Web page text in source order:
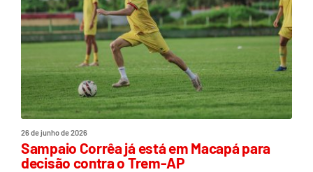
26 de junho de 2026
Sampaio Corrêa já está em Macapá para
decisão contra o Trem-AP